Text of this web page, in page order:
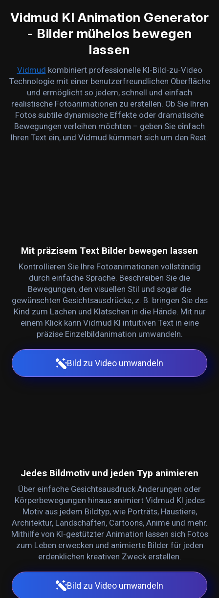
Vidmud KI Animation Generator
- Bilder mühelos bewegen
lassen
Vidmud kombiniert professionelle KI-Bild-zu-Video
Technologie mit einer benutzerfreundlichen Oberfläche
und ermöglicht so jedem, schnell und einfach
realistische Fotoanimationen zu erstellen. Ob Sie Ihren
Fotos subtile dynamische Effekte oder dramatische
Bewegungen verleihen möchten – geben Sie einfach
Ihren Text ein, und Vidmud kümmert sich um den Rest.
Mit präzisem Text Bilder bewegen lassen
Kontrollieren Sie Ihre Fotoanimationen vollständig
durch einfache Sprache. Beschreiben Sie die
Bewegungen, den visuellen Stil und sogar die
gewünschten Gesichtsausdrücke, z. B. bringen Sie das
Kind zum Lachen und Klatschen in die Hände. Mit nur
einem Klick kann Vidmud KI intuitiven Text in eine
präzise Einzelbildanimation umwandeln.
Bild zu Video umwandeln
Jedes Bildmotiv und jeden Typ animieren
Über einfache Gesichtsausdruck Änderungen oder
Körperbewegungen hinaus animiert Vidmud KI jedes
Motiv aus jedem Bildtyp, wie Porträts, Haustiere,
Architektur, Landschaften, Cartoons, Anime und mehr.
Mithilfe von KI-gestützter Animation lassen sich Fotos
zum Leben erwecken und animierte Bilder für jeden
erdenklichen kreativen Zweck erstellen.
Bild zu Video umwandeln